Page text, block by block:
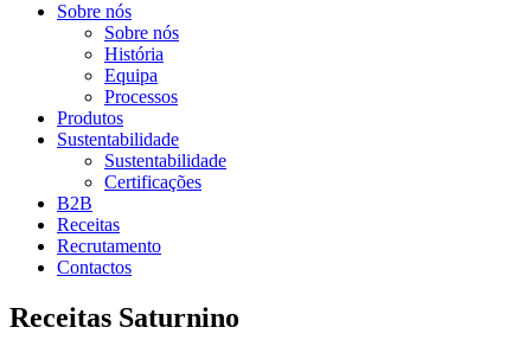
Sobre nós
Sobre nós
História
Equipa
Processos
Produtos
Sustentabilidade
Sustentabilidade
Certificações
B2B
Receitas
Recrutamento
Contactos
Receitas Saturnino